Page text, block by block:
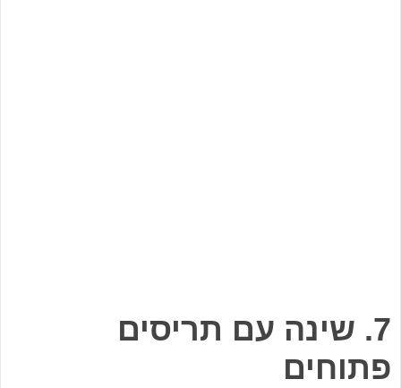
7. שינה עם תריסים
פתוחים